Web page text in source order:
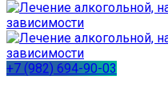
+7 (982) 694-90-03